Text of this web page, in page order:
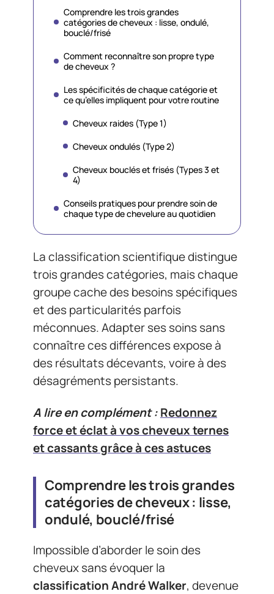
Comprendre les trois grandes
catégories de cheveux : lisse, ondulé,
bouclé/frisé
Comment reconnaître son propre type
de cheveux ?
Les spécificités de chaque catégorie et
ce qu’elles impliquent pour votre routine
Cheveux raides (Type 1)
Cheveux ondulés (Type 2)
Cheveux bouclés et frisés (Types 3 et
4)
Conseils pratiques pour prendre soin de
chaque type de chevelure au quotidien
La classification scientifique distingue
trois grandes catégories, mais chaque
groupe cache des besoins spécifiques
et des particularités parfois
méconnues. Adapter ses soins sans
connaître ces différences expose à
des résultats décevants, voire à des
désagréments persistants.
A lire en complément :Redonnez
force et éclat à vos cheveux ternes
et cassants grâce à ces astuces
Comprendre les trois grandes
catégories de cheveux : lisse,
ondulé, bouclé/frisé
Impossible d’aborder le soin des
cheveux sans évoquer la
classification André Walker, devenue